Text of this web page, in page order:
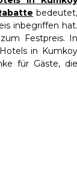
bedeutet,
inbegriffen hat.
Festpreis. In
in Kumkoy
für Gäste, die